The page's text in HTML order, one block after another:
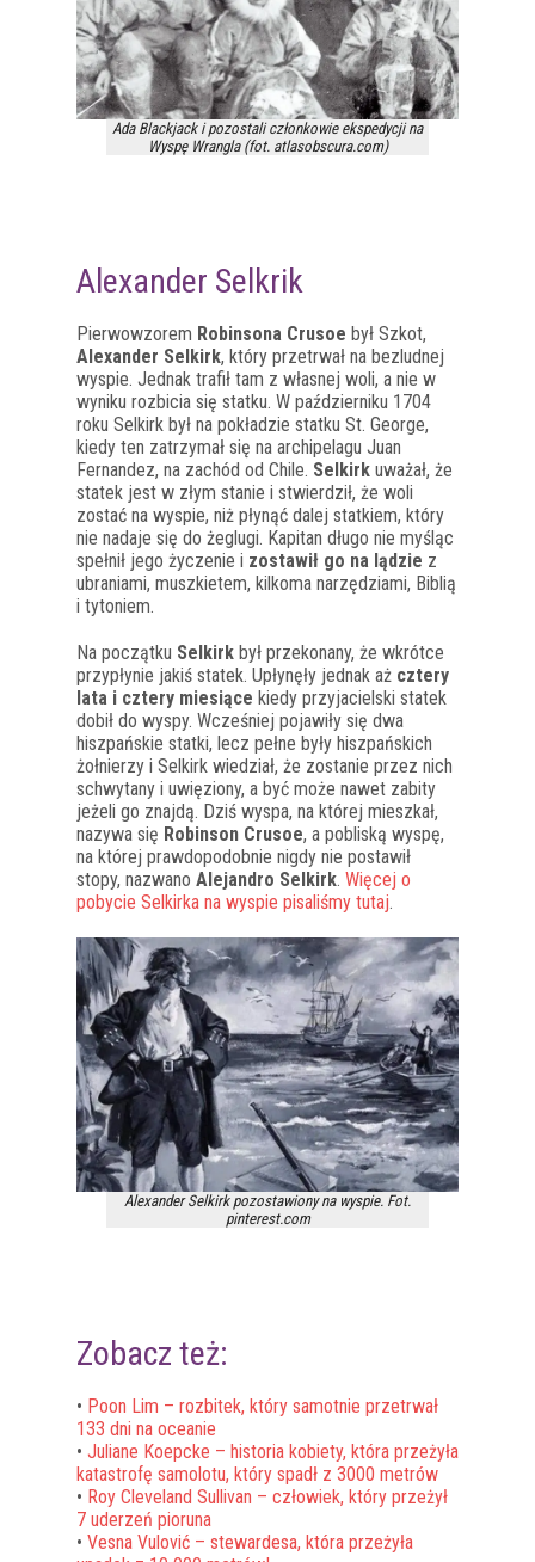
Ada Blackjack i pozostali członkowie ekspedycji na
Wyspę Wrangla (fot. atlasobscura.com)
Alexander Selkrik
Pierwowzorem Robinsona Crusoe był Szkot,
Alexander Selkirk, który przetrwał na bezludnej
wyspie. Jednak trafił tam z własnej woli, a nie w
wyniku rozbicia się statku. W październiku 1704
roku Selkirk był na pokładzie statku St. George,
kiedy ten zatrzymał się na archipelagu Juan
Fernandez, na zachód od Chile. Selkirk uważał, że
statek jest w złym stanie i stwierdził, że woli
zostać na wyspie, niż płynąć dalej statkiem, który
nie nadaje się do żeglugi. Kapitan długo nie myśląc
spełnił jego życzenie i zostawił go na lądzie z
ubraniami, muszkietem, kilkoma narzędziami, Biblią
i tytoniem.
Na początku Selkirk był przekonany, że wkrótce
przypłynie jakiś statek. Upłynęły jednak aż cztery
lata i cztery miesiące kiedy przyjacielski statek
dobił do wyspy. Wcześniej pojawiły się dwa
hiszpańskie statki, lecz pełne były hiszpańskich
żołnierzy i Selkirk wiedział, że zostanie przez nich
schwytany i uwięziony, a być może nawet zabity
jeżeli go znajdą. Dziś wyspa, na której mieszkał,
nazywa się Robinson Crusoe, a pobliską wyspę,
na której prawdopodobnie nigdy nie postawił
stopy, nazwano Alejandro Selkirk. Więcej o
pobycie Selkirka na wyspie pisaliśmy tutaj.
Alexander Selkirk pozostawiony na wyspie. Fot.
pinterest.com
Zobacz też:
• Poon Lim – rozbitek, który samotnie przetrwał
133 dni na oceanie
• Juliane Koepcke – historia kobiety, która przeżyła
katastrofę samolotu, który spadł z 3000 metrów
• Roy Cleveland Sullivan – człowiek, który przeżył
7 uderzeń pioruna
• Vesna Vulović – stewardesa, która przeżyła